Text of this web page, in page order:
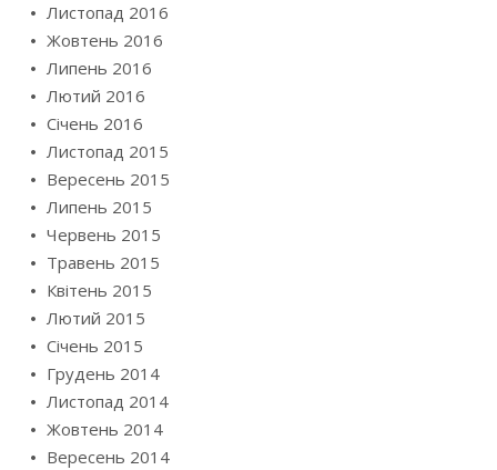
Листопад 2016
Жовтень 2016
Липень 2016
Лютий 2016
Січень 2016
Листопад 2015
Вересень 2015
Липень 2015
Червень 2015
Травень 2015
Квітень 2015
Лютий 2015
Січень 2015
Грудень 2014
Листопад 2014
Жовтень 2014
Вересень 2014